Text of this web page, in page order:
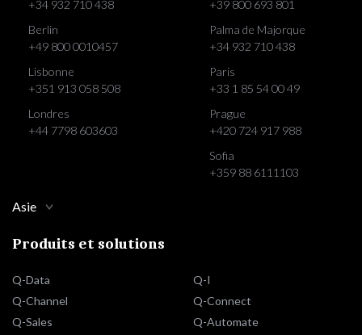
+34 932 710 438
Berlin
+49 800 0010457
Lisbonne
+351 913 058 508
Londres
+44 7798 603603
+39 800 693 801
Palma de Majorque
+34 932 710 438
Paris
+33 1 85 54 00 49
Prague
+420 724 917 988
Sofia
+359 88 6111103
Asie
Produits et solutions
Q-Data
Q-Channel
Q-Sales
Q-I
Q-Connect
Q-Automate